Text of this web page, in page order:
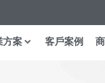
方案 客戶案例